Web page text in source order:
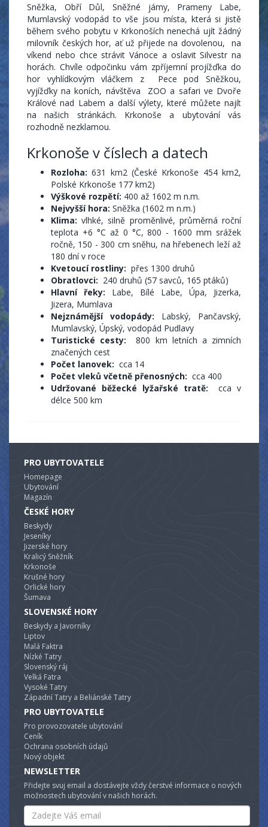
Sněžka, Obří Důl, Sněžné jámy, Prameny Labe,
Mumlavský vodopád to vše jsou místa, která si jistě
během svého pobytu v Krkonoších nenechá ujít žádný
milovník českých hor, ať už přijede na dovolenou, na
víkend nebo chce strávit Vánoce a oslavit Silvestr na
horách. Chvíle odpočinku vám zpříjemní projížďka do
hor vyhlídkovým vláčkem z Pece pod Sněžkou,
vyjížďky na koních, návštěva ZOO a safari ve Dvoře
Králové nad Labem a další výlety, které můžete najít
na našich stránkách. Krkonoše a ubytování vás
rozhodně nezklamou.
Krkonoše v číslech a datech
Rozloha: 631 km2 (České Krkonoše 454 km2,
Polské Krkonoše 177 km2)
Výškové rozpětí: 400 až 1602 m n.m.
Nejvyšší hora: Sněžka (1602 m n.m.)
Klima:vlhké, silně proměnlivé, průměrná roční
teplota +6 °C až 0 °C, 800 - 1600 mm srážek
ročně, 150 - 300 cm sněhu, na hřebenech leží až
180 dní v roce
Kvetoucí rostliny: přes 1300 druhů
Obratlovci: 240 druhů (57 savců, 165 ptáků)
Hlavní řeky: Labe, Bílé Labe, Úpa, Jizerka,
Jizera, Mumlava
Nejznámější vodopády: Labský, Pančavský,
Mumlavský, Úpský, vodopád Pudlavy
Turistické cesty: 800 km letních a zimních
značených cest
Počet lanovek: cca 14
Počet vleků včetně přenosných: cca 400
Udržované běžecké lyžařské tratě:
cca v
délce 500 km
PRO UBYTOVATELE
Homepage
Ubytování
Magazín
ČESKÉ HORY
Beskydy
Jeseníky
Jizerské hory
Kralicý Sněžník
Krkonoše
Krušné hory
Orlické hory
Šumava
SLOVENSKÉ HORY
Beskydy a Javorníky
Liptov
Malá Faktra
Nízké Tatry
Slovenský ráj
Velká Fatra
Vysoké Tatry
Západní Tatry a Beliánské Tatry
PRO UBYTOVATELE
Pro provozovatele ubytování
Ceník
Ochrana osobních údajů
Nový objekt
NEWSLETTER
Přidejte svuj email a dostávejte vždy čerstvé informace o nových
možnostech ubytování v našich horách.
Email